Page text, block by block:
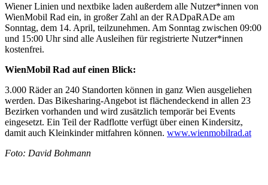
Wiener Linien und nextbike laden außerdem alle Nutzer*innen von
WienMobil Rad ein, in großer Zahl an der RADpaRADe am
Sonntag, dem 14. April, teilzunehmen. Am Sonntag zwischen 09:00
und 15:00 Uhr sind alle Ausleihen für registrierte Nutzer*innen
kostenfrei.
WienMobil Rad auf einen Blick:
3.000 Räder an 240 Standorten können in ganz Wien ausgeliehen
werden. Das Bikesharing-Angebot ist flächendeckend in allen 23
Bezirken vorhanden und wird zusätzlich temporär bei Events
eingesetzt. Ein Teil der Radflotte verfügt über einen Kindersitz,
damit auch Kleinkinder mitfahren können. www.wienmobilrad.at
Foto: David Bohmann